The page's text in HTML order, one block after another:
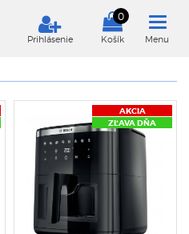
Prihlásenie
0
Košík Menu
AKCIA
ZĽAVA DŇA